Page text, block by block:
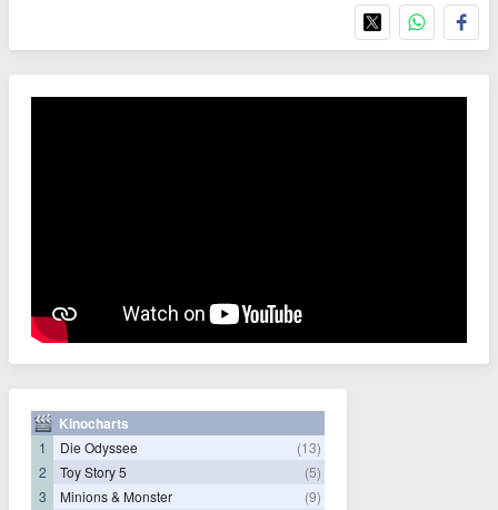
Kinocharts
1 Die Odyssee
(13)
2
Toy Story 5
(5)
3
Minions & Monster
(9)